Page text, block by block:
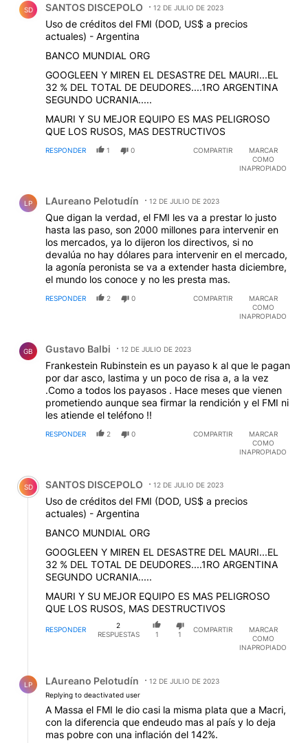
SD SANTOS DISCEPOLO 12 DE JULIO DE 2023
Uso de créditos del FMI (DOD, US$ a precios
actuales) - Argentina
BANCO MUNDIAL ORG
GOOGLEEN Y MIREN EL DESASTRE DEL MAURI...EL
32 % DEL TOTAL DE DEUDORES....1RO ARGENTINA
SEGUNDO UCRANIA.....
MAURI Y SU MEJOR EQUIPO ES MAS PELIGROSO
QUE LOS RUSOS, MAS DESTRUCTIVOS
RESPONDER 1 0 COMPARTIR
MARCAR
COMO
INAPROPIADO
LP LAureano Pelotudín 12 DE JULIO DE 2023
Que digan la verdad, el FMI les va a prestar lo justo
hasta las paso, son 2000 millones para intervenir en
los mercados, ya lo dijeron los directivos, si no
devalúa no hay dólares para intervenir en el mercado,
la agonía peronista se va a extender hasta diciembre,
el mundo los conoce y no les presta mas.
RESPONDER 2 0 COMPARTIR
MARCAR
COMO
INAPROPIADO
GB Gustavo Balbi 12 DE JULIO DE 2023
Frankestein Rubinstein es un payaso k al que le pagan
por dar asco, lastima y un poco de risa a, a la vez
.Como a todos los payasos . Hace meses que vienen
prometiendo aunque sea firmar la rendición y el FMI ni
les atiende el teléfono !!
RESPONDER 2 0 COMPARTIR
MARCAR
COMO
INAPROPIADO
Comentario de SANTOS DISCEPOLO.
SD SANTOS DISCEPOLO 12 DE JULIO DE 2023
Uso de créditos del FMI (DOD, US$ a precios
actuales) - Argentina
BANCO MUNDIAL ORG
GOOGLEEN Y MIREN EL DESASTRE DEL MAURI...EL
32 % DEL TOTAL DE DEUDORES....1RO ARGENTINA
SEGUNDO UCRANIA.....
MAURI Y SU MEJOR EQUIPO ES MAS PELIGROSO
QUE LOS RUSOS, MAS DESTRUCTIVOS
RESPONDER
2
RESPUESTAS
1 1
COMPARTIR
MARCAR
COMO
INAPROPIADO
LP LAureano Pelotudín
12 DE JULIO DE 2023
Replying to deactivated user
A Massa el FMI le dio casi la misma plata que a Macri,
con la diferencia que endeudo mas al país y lo deja
mas pobre con una inflación del 142%.